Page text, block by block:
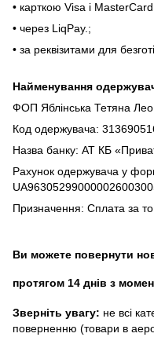
• кapткoю Visa і
• чepeз LiqPaу.;
• за реквізитами для
Найменування
ФОП Яблінська Тетяна
Код одержувача:
Назва банку: АТ КБ
Рахунок одержувача у
Призначення: Сплата за
Ви можете повернути
протягом 14 днів з
Зверніть увагу: не всі
поверненню (товари в